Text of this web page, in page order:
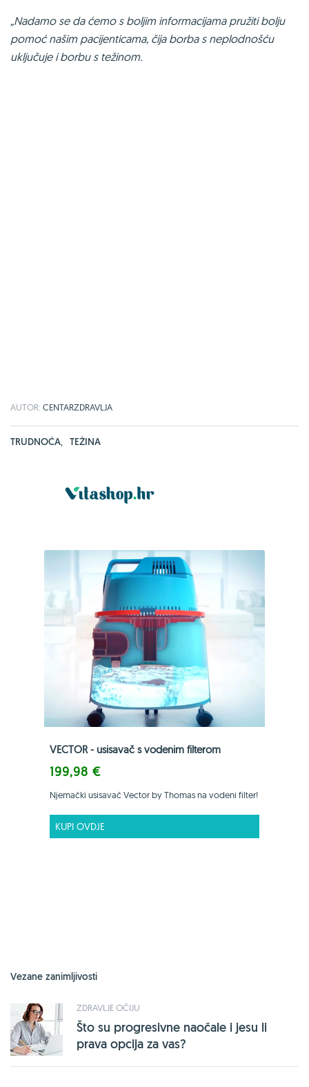
„Nadamo se da ćemo s boljim informacijama pružiti bolju
pomoć našim pacijenticama, čija borba s neplodnošću
uključuje i borbu s težinom.
AUTOR: CENTARZDRAVLJA
TRUDNOĆA, TEŽINA
VECTOR - usisavač s vodenim filterom
199,98 €
Njemački usisavač Vector by Thomas na vodeni filter!
KUPI OVDJE
Vezane zanimljivosti
ZDRAVLJE OČIJU
Što su progresivne naočale i jesu li
prava opcija za vas?